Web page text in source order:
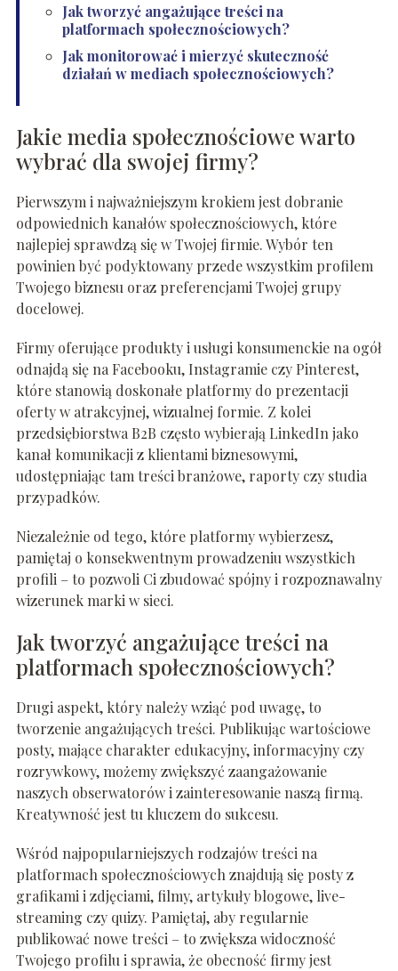
Jak tworzyć angażujące treści na
platformach społecznościowych?
Jak monitorować i mierzyć skuteczność
działań w mediach społecznościowych?
Jakie media społecznościowe warto
wybrać dla swojej firmy?
Pierwszym i najważniejszym krokiem jest dobranie
odpowiednich kanałów społecznościowych, które
najlepiej sprawdzą się w Twojej firmie. Wybór ten
powinien być podyktowany przede wszystkim profilem
Twojego biznesu oraz preferencjami Twojej grupy
docelowej.
Firmy oferujące produkty i usługi konsumenckie na ogół
odnajdą się na Facebooku, Instagramie czy Pinterest,
które stanowią doskonałe platformy do prezentacji
oferty w atrakcyjnej, wizualnej formie. Z kolei
przedsiębiorstwa B2B często wybierają LinkedIn jako
kanał komunikacji z klientami biznesowymi,
udostępniając tam treści branżowe, raporty czy studia
przypadków.
Niezależnie od tego, które platformy wybierzesz,
pamiętaj o konsekwentnym prowadzeniu wszystkich
profili – to pozwoli Ci zbudować spójny i rozpoznawalny
wizerunek marki w sieci.
Jak tworzyć angażujące treści na
platformach społecznościowych?
Drugi aspekt, który należy wziąć pod uwagę, to
tworzenie angażujących treści. Publikując wartościowe
posty, mające charakter edukacyjny, informacyjny czy
rozrywkowy, możemy zwiększyć zaangażowanie
naszych obserwatorów i zainteresowanie naszą firmą.
Kreatywność jest tu kluczem do sukcesu.
Wśród najpopularniejszych rodzajów treści na
platformach społecznościowych znajdują się posty z
grafikami i zdjęciami, filmy, artykuły blogowe, live-
streaming czy quizy. Pamiętaj, aby regularnie
publikować nowe treści – to zwiększa widoczność
Twojego profilu i sprawia, że obecność firmy jest